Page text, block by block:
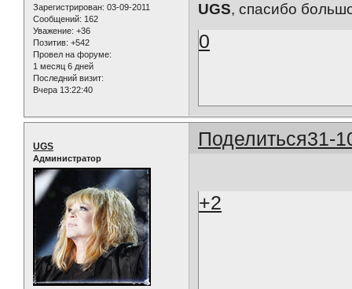
Зарегистрирован: 03-09-2011
Сообщений: 162
Уважение: +36
Позитив: +542
Провел на форуме:
1 месяц 6 дней
Последний визит:
Вчера 13:22:40
UGS, спасибо
0
Поделиться31-
UGS
Администратор
+2